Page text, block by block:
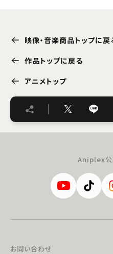
映像・音楽商品トップに戻
作品トップに戻る
アニメトップ
Aniplex公
お問い合わせ